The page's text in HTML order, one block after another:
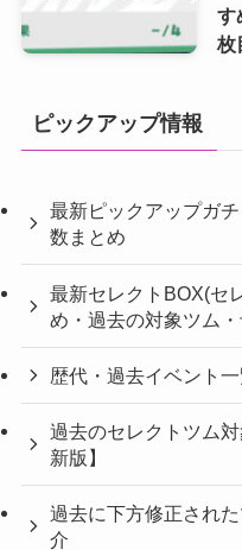
す
枚
ピックアップ情報
最新ピックアップガ
数まとめ
最新セレクトBOX(セ
め・過去の対象ツム
歴代・過去イベント
過去のセレクトツム
新版】
過去に下方修正され
介